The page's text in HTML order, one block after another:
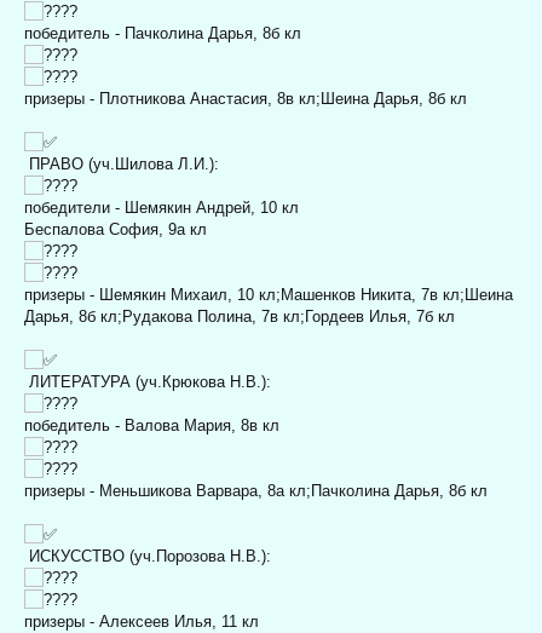
победитель - Пачколина Дарья, 8б кл
призеры - Плотникова Анастасия, 8в кл;Шеина Дарья, 8б кл
ПРАВО (уч.Шилова Л.И.):
победители - Шемякин Андрей, 10 кл
Беспалова София, 9а кл
призеры - Шемякин Михаил, 10 кл;Машенков Никита, 7в кл;Шеина
Дарья, 8б кл;Рудакова Полина, 7в кл;Гордеев Илья, 7б кл
ЛИТЕРАТУРА (уч.Крюкова Н.В.):
победитель - Валова Мария, 8в кл
призеры - Меньшикова Варвара, 8а кл;Пачколина Дарья, 8б кл
ИСКУССТВО (уч.Порозова Н.В.):
призеры - Алексеев Илья, 11 кл